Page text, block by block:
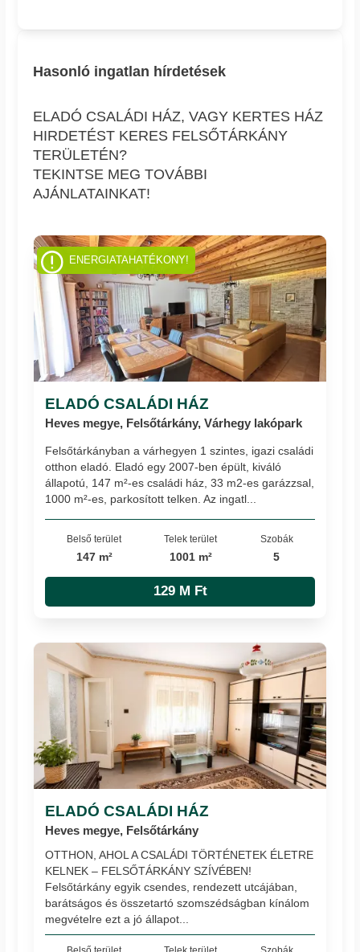
Hasonló ingatlan hírdetések
ELADÓ CSALÁDI HÁZ, VAGY KERTES HÁZ
HIRDETÉST KERES FELSŐTÁRKÁNY
TERÜLETÉN?
TEKINTSE MEG TOVÁBBI
AJÁNLATAINKAT!
ELADÓ CSALÁDI HÁZ
Heves megye, Felsőtárkány, Várhegy lakópark
Felsőtárkányban a várhegyen 1 szintes, igazi családi
otthon eladó. Eladó egy 2007-ben épült, kiváló
állapotú, 147 m²-es családi ház, 33 m2-es garázzsal,
1000 m²-es, parkosított telken. Az ingatl...
Belső terület
147 m²
Telek terület
1001 m²
Szobák
5
129 M Ft
ENERGIATAHATÉKONY!
ELADÓ CSALÁDI HÁZ
Heves megye, Felsőtárkány
OTTHON, AHOL A CSALÁDI TÖRTÉNETEK ÉLETRE
KELNEK – FELSŐTÁRKÁNY SZÍVÉBEN!
Felsőtárkány egyik csendes, rendezett utcájában,
barátságos és összetartó szomszédságban kínálom
megvételre ezt a jó állapot...